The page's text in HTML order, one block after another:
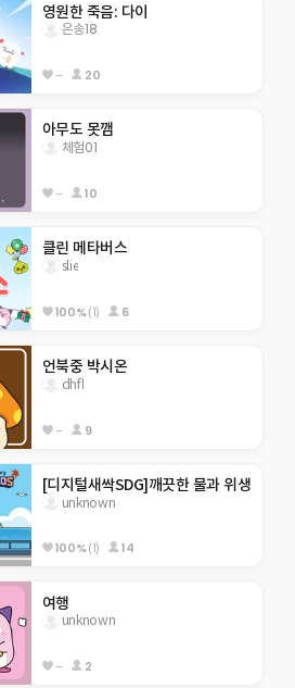
영원한 죽음: 다이
은송18
-- 20
아무도 못깸
체험01
-- 10
클린 메타버스
slie
100%(1) 6
언북중 박시온
dhfl
-- 9
[디지털새싹SDG]깨끗한 물과 위생
unknown
100%(1) 14
여행
unknown
-- 2